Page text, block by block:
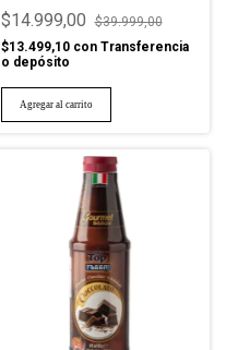
$14.999,00
$39.999,00
$13.499,10 con Transferencia
o depósito